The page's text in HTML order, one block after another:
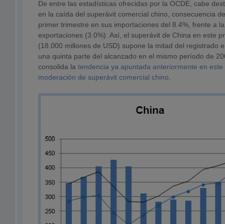
De entre las estadísticas ofrecidas por la OCDE, cabe
en la caída del superávit comercial chino, consecuencia
primer trimestre en sus importaciones del 8.4%, frente a
exportaciones (3.0%). Así, el superávit de China en este
(18.000 millones de USD) supone la mitad del registrado
una quinta parte del alcanzado en el mismo período de
consolida la tendencia ya apuntada anteriormente en este
moderación de superávit comercial chino